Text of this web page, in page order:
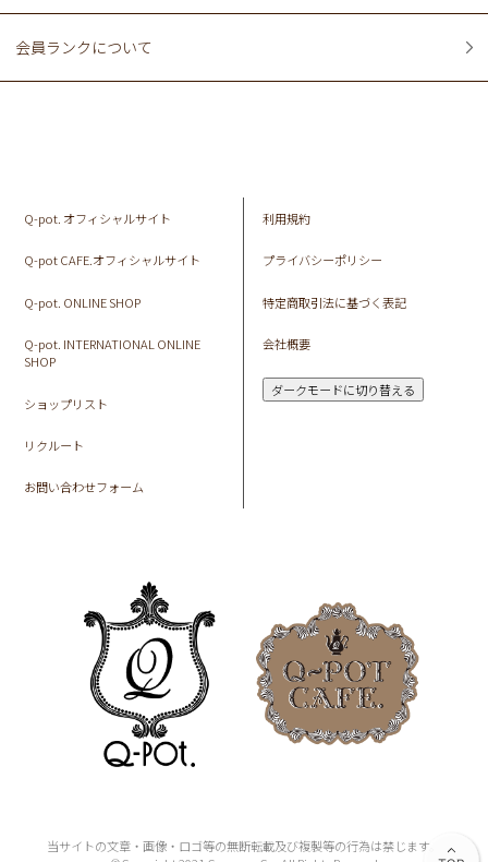
会員ランクについて
Q-pot. オフィシャルサイト
Q-pot CAFE.オフィシャルサイト
Q-pot. ONLINE SHOP
Q-pot. INTERNATIONAL ONLINE
SHOP
ショップリスト
リクルート
お問い合わせフォーム
利用規約
プライバシーポリシー
特定商取引法に基づく表記
会社概要
ダークモードに切り替える
当サイトの文章・画像・ロゴ等の無断転載及び複製等の行為は禁じます。